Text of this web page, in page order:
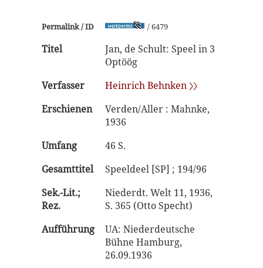
Permalink / ID / 6479
Titel
Jan, de Schult: Speel in 3
Optöög
Verfasser
Heinrich Behnken 〉〉
Erschienen
Verden/Aller : Mahnke,
1936
Umfang
46 S.
Gesamttitel
Speeldeel [SP] ; 194/96
Sek.-Lit.;
Rez.
Niederdt. Welt 11, 1936,
S. 365 (Otto Specht)
Aufführung
UA: Niederdeutsche
Bühne Hamburg,
26.09.1936